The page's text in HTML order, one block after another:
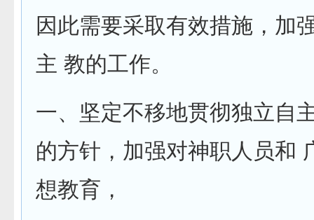
因此需要采取有效措施，加
主 教的工作。
一、坚定不移地贯彻独立自
的方针，加强对神职人员和
想教育，